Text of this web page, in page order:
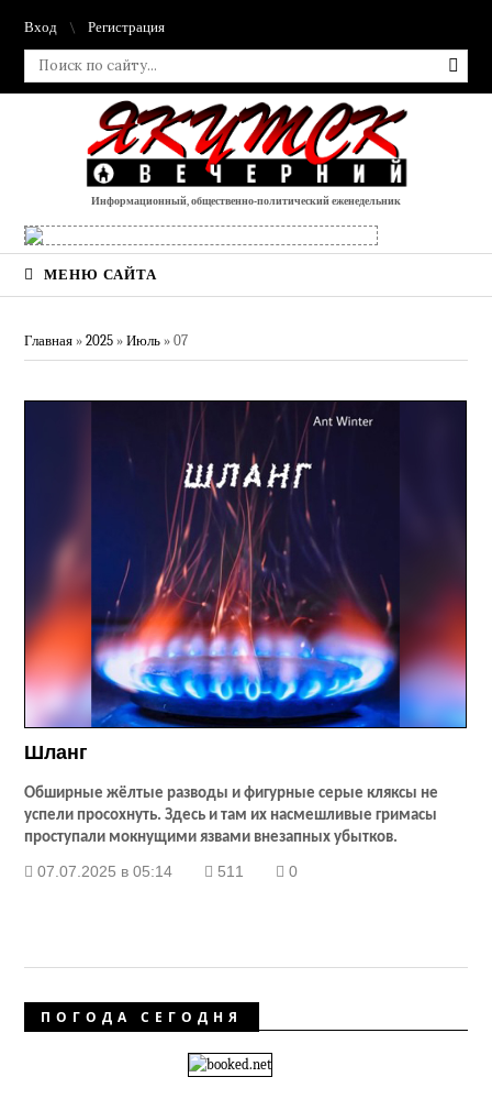
Вход Регистрация
Информационный, общественно-политический еженедельник
МЕНЮ САЙТА
Главная »2025 » Июль » 07
Шланг
Обширные жёлтые разводы и фигурные серые кляксы не
успели просохнуть. Здесь и там их насмешливые гримасы
проступали мокнущими язвами внезапных убытков.
07.07.2025 в 05:14 511 0
ПОГОДА СЕГОДНЯ